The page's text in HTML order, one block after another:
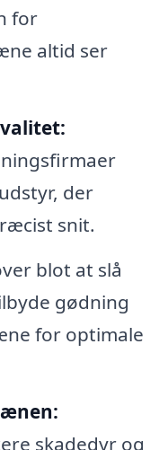
for
altid ser
der
snit.
blot at slå
gødning
for optimale
skadedyr og